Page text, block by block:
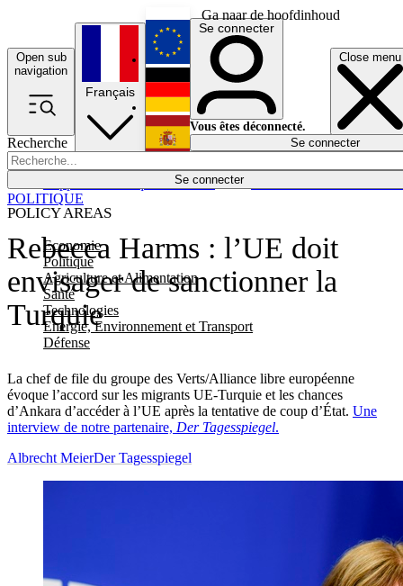
Ga naar de hoofdinhoud
Open sub
navigation
Close menu
Recherche
Se connecter
POLICY AREAS
Economie
Politique
Agriculture et Alimentation
Santé
Technologies
Energie, Environnement et Transport
Défense
Économie
Français
English
Deutsch
Español
Se connecter
Vous êtes déconnecté.
Se connecter
Rebecca Harms : l’UE doit
envisager de sanctionner la
Turquie
La chef de file du groupe des Verts/Alliance libre européenne
évoque l’accord sur les migrants UE-Turquie et les chances
d’Ankara d’accéder à l’UE après la tentative de coup d’État. Une
interview de notre partenaire, Der Tagesspiegel.
POLITIQUE
Albrecht MeierDer Tagesspiegel